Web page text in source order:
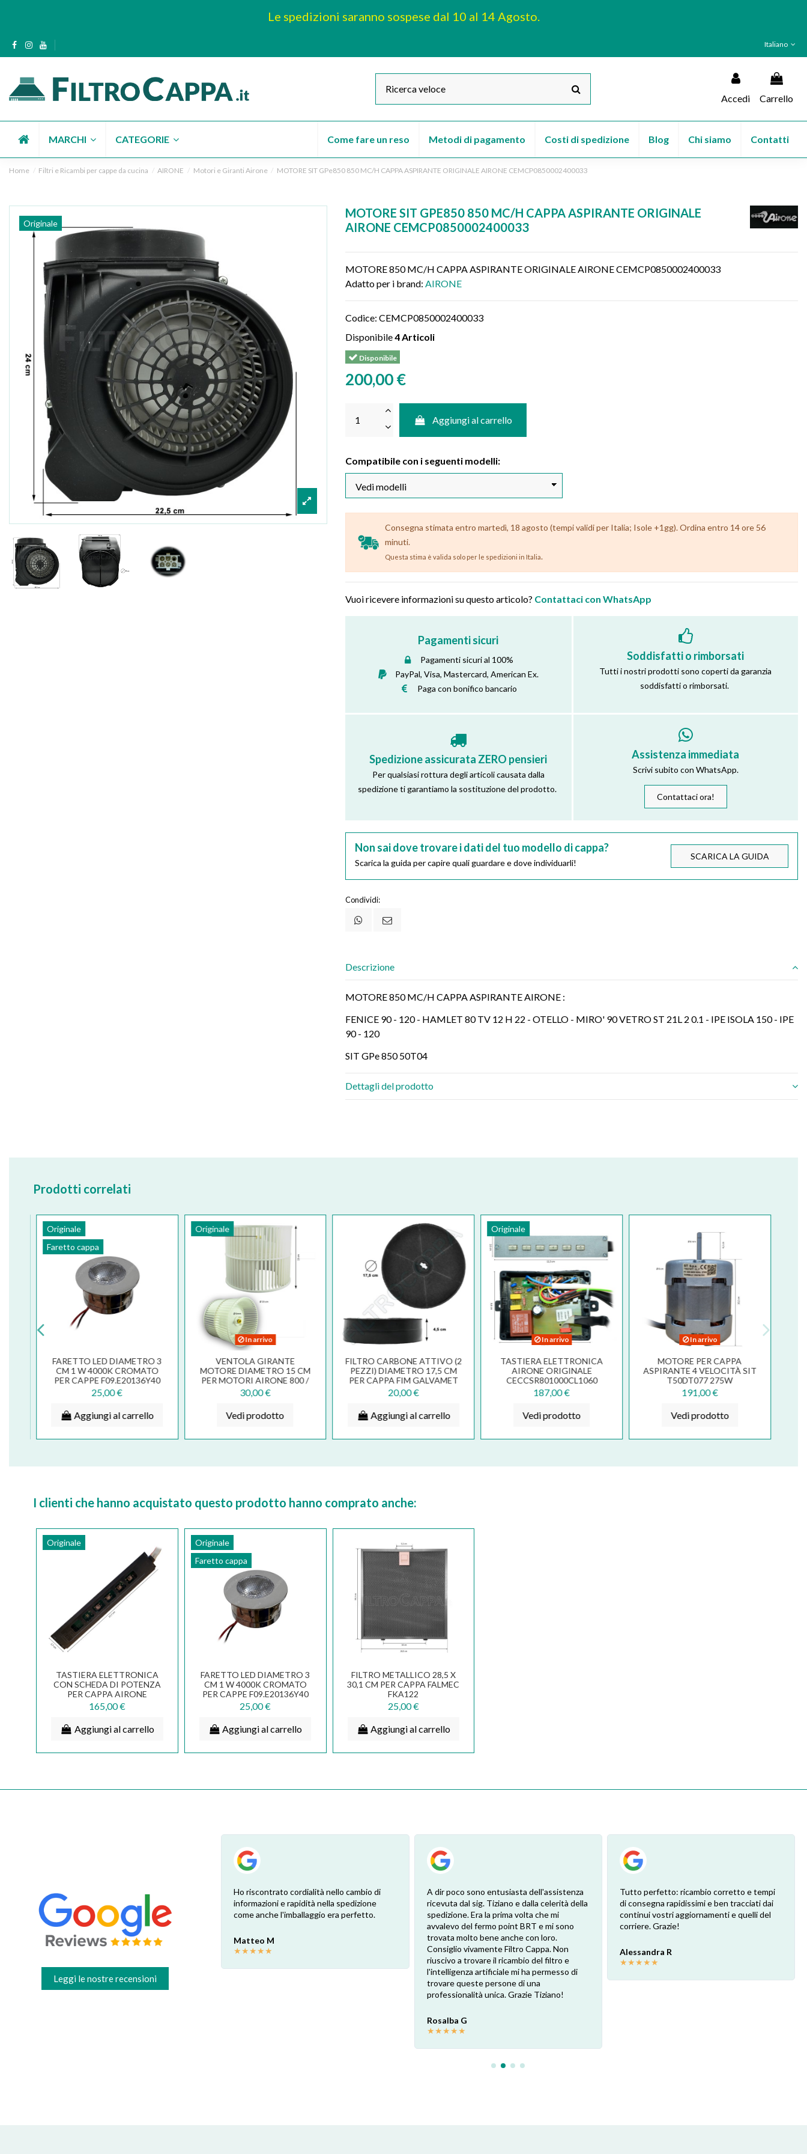
Le spedizioni saranno sospese dal 10 al 14 Agosto.
Italiano
Accedi Carrello
MARCHI CATEGORIE Contatti
Chi siamo
Blog
Costi di spedizione
Metodi di pagamento
Come fare un reso
Home Filtri e Ricambi per cappe da cucina AIRONE Motori e Giranti Airone MOTORE SIT GPe850 850 MC/H CAPPA ASPIRANTE ORIGINALE AIRONE CEMCP0850002400033
Originale
MOTORE SIT GPE850 850 MC/H CAPPA ASPIRANTE ORIGINALE
AIRONE CEMCP0850002400033
MOTORE 850 MC/H CAPPA ASPIRANTE ORIGINALE AIRONE CEMCP0850002400033
Adatto per i brand: AIRONE
Codice: CEMCP0850002400033
Disponibile4 Articoli
Disponibile
200,00 €
Aggiungi al carrello
Compatibile con i seguenti modelli:
Consegna stimata entro martedì, 18 agosto (tempi validi per Italia; Isole +1gg). Ordina entro 14 ore 56
minuti.
Questa stima è valida solo per le spedizioni in Italia.
Vuoi ricevere informazioni su questo articolo? Contattaci con WhatsApp
Pagamenti sicuri
Pagamenti sicuri al 100%
PayPal, Visa, Mastercard, American Ex.
Paga con bonifico bancario
Soddisfatti o rimborsati
Tutti i nostri prodotti sono coperti da garanzia
soddisfatti o rimborsati.
Spedizione assicurata ZERO pensieri
Per qualsiasi rottura degli articoli causata dalla
spedizione ti garantiamo la sostituzione del prodotto.
Assistenza immediata
Scrivi subito con WhatsApp.
Contattaci ora!
Non sai dove trovare i dati del tuo modello di cappa?
Scarica la guida per capire quali guardare e dove individuarli!
SCARICA LA GUIDA
Condividi:
Descrizione
MOTORE 850 MC/H CAPPA ASPIRANTE AIRONE :
FENICE 90 - 120 - HAMLET 80 TV 12 H 22 - OTELLO - MIRO' 90 VETRO ST 21L 2 0.1 - IPE ISOLA 150 - IPE
90 - 120
SIT GPe 850 50T04
Dettagli del prodotto
Prodotti correlati
Originale
Faretto cappa
FARETTO LED DIAMETRO 3
CM 1 W 4000K CROMATO
PER CAPPE F09.E20136Y40
25,00 €
Aggiungi al carrello
Originale
In arrivo
VENTOLA GIRANTE
MOTORE DIAMETRO 15 CM
PER MOTORI AIRONE 800 /
1000 / 1500 MC/H...
30,00 €
Vedi prodotto
FILTRO CARBONE ATTIVO (2
PEZZI) DIAMETRO 17,5 CM
PER CAPPA FIM GALVAMET
WHIRPOOL...
20,00 €
Aggiungi al carrello
Originale
In arrivo
TASTIERA ELETTRONICA
AIRONE ORIGINALE
CECCSR801000CL1060
187,00 €
Vedi prodotto
In arrivo
MOTORE PER CAPPA
ASPIRANTE 4 VELOCITÀ SIT
T50DT077 275W
191,00 €
Vedi prodotto
I clienti che hanno acquistato questo prodotto hanno comprato anche:
Originale
TASTIERA ELETTRONICA
CON SCHEDA DI POTENZA
PER CAPPA AIRONE
CECCDGECO810CL1029
165,00 €
Aggiungi al carrello
Originale
Faretto cappa
FARETTO LED DIAMETRO 3
CM 1 W 4000K CROMATO
PER CAPPE F09.E20136Y40
25,00 €
Aggiungi al carrello
FILTRO METALLICO 28,5 X
30,1 CM PER CAPPA FALMEC
FKA122
25,00 €
Aggiungi al carrello
Leggi le nostre recensioni
Esperienza positiva! Il ricambio è
esattamente come ben indicato nel sito.
Consegna veloce e comoda, dopo la
sostituzione e una profonda pulizia ora la
cappa è come nuova! Grazie
★ ★
Ho riscontrato cordialità nello cambio di
informazioni e rapidità nella spedizione
come anche l'imballaggio era perfetto.
Matteo M
★★★★★
A dir poco sono entusiasta dell'assistenza
ricevuta dal sig. Tiziano e dalla celerità della
spedizione. Era la prima volta che mi
avvalevo del fermo point BRT e mi sono
trovata molto bene anche con loro.
Consiglio vivamente Filtro Cappa. Non
riuscivo a trovare il ricambio del filtro e
l'intelligenza artificiale mi ha permesso di
trovare queste persone di una
professionalità unica. Grazie Tiziano!
Rosalba G
★★★★★
Tutto perfetto: ricambio corretto e tempi
di consegna rapidissimi e ben tracciati dai
continui vostri aggiornamenti e quelli del
corriere. Grazie!
Alessandra R
★★★★★